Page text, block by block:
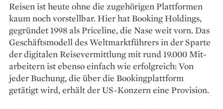
Reisen ist heute ohne die zugehörigen Plattformen
kaum noch vorstellbar. Hier hat Booking Holdings,
gegründet 1998 als Price­line, die Nase weit vorn. Das
Geschäftsmodell des Weltmarktführers in der Sparte
der digitalen Reise­vermittlung mit rund 19.000 Mit­
arbeitern ist ebenso einfach wie erfolgreich: Von
jeder Buchung, die über die Bookingplattform
getätigt wird, erhält der US-Konzern eine Provision.